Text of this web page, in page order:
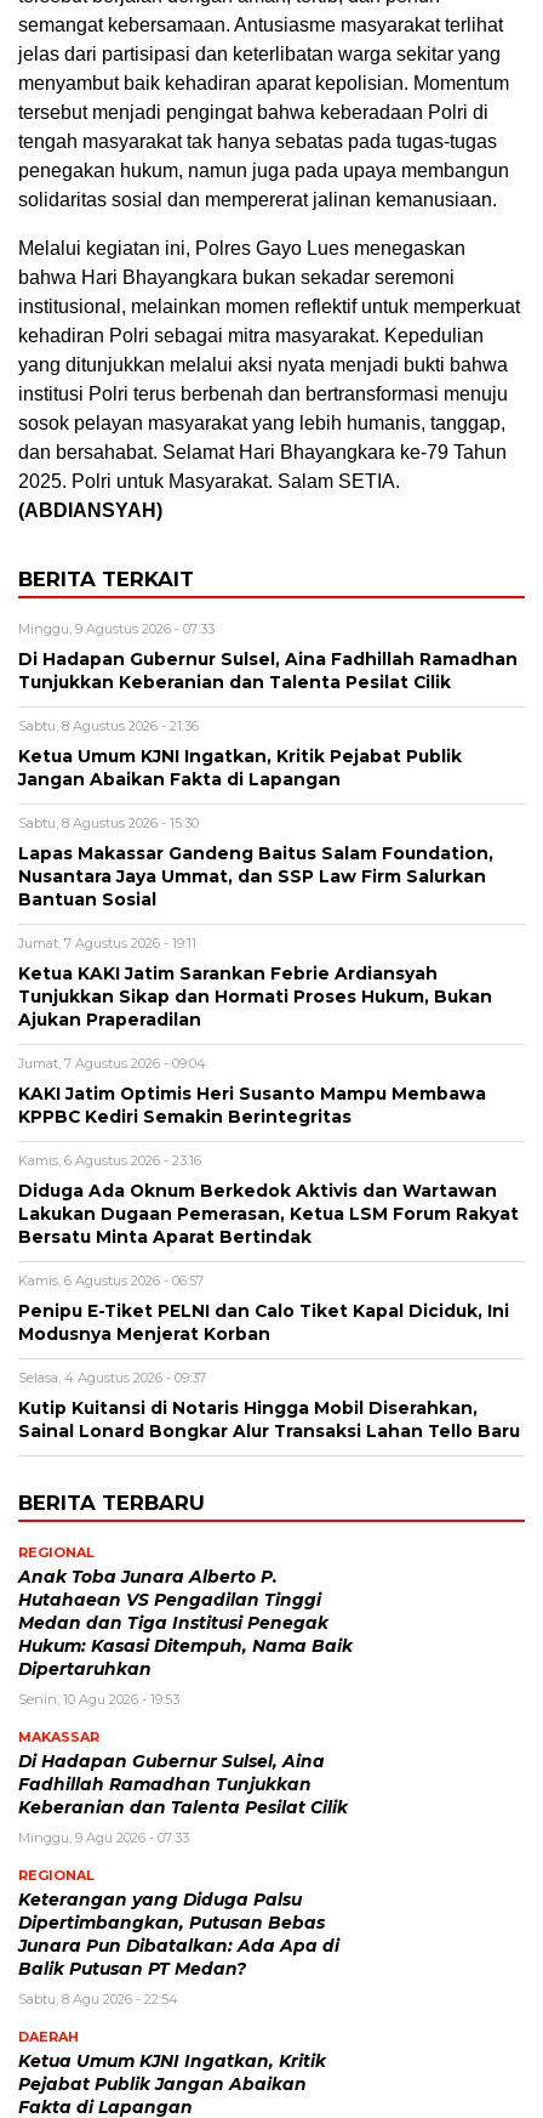
semangat kebersamaan. Antusiasme masyarakat terlihat
jelas dari partisipasi dan keterlibatan warga sekitar yang
menyambut baik kehadiran aparat kepolisian. Momentum
tersebut menjadi pengingat bahwa keberadaan Polri di
tengah masyarakat tak hanya sebatas pada tugas-tugas
penegakan hukum, namun juga pada upaya membangun
solidaritas sosial dan mempererat jalinan kemanusiaan.
Melalui kegiatan ini, Polres Gayo Lues menegaskan
bahwa Hari Bhayangkara bukan sekadar seremoni
institusional, melainkan momen reflektif untuk memperkuat
kehadiran Polri sebagai mitra masyarakat. Kepedulian
yang ditunjukkan melalui aksi nyata menjadi bukti bahwa
institusi Polri terus berbenah dan bertransformasi menuju
sosok pelayan masyarakat yang lebih humanis, tanggap,
dan bersahabat. Selamat Hari Bhayangkara ke-79 Tahun
2025. Polri untuk Masyarakat. Salam SETIA.
(ABDIANSYAH)
BERITA TERKAIT
Minggu, 9 Agustus 2026 - 07:33
Di Hadapan Gubernur Sulsel, Aina Fadhillah Ramadhan
Tunjukkan Keberanian dan Talenta Pesilat Cilik
Sabtu, 8 Agustus 2026 - 21:36
Ketua Umum KJNI Ingatkan, Kritik Pejabat Publik
Jangan Abaikan Fakta di Lapangan
Sabtu, 8 Agustus 2026 - 15:30
Lapas Makassar Gandeng Baitus Salam Foundation,
Nusantara Jaya Ummat, dan SSP Law Firm Salurkan
Bantuan Sosial
Jumat, 7 Agustus 2026 - 19:11
Ketua KAKI Jatim Sarankan Febrie Ardiansyah
Tunjukkan Sikap dan Hormati Proses Hukum, Bukan
Ajukan Praperadilan
Jumat, 7 Agustus 2026 - 09:04
KAKI Jatim Optimis Heri Susanto Mampu Membawa
KPPBC Kediri Semakin Berintegritas
Kamis, 6 Agustus 2026 - 23:16
Diduga Ada Oknum Berkedok Aktivis dan Wartawan
Lakukan Dugaan Pemerasan, Ketua LSM Forum Rakyat
Bersatu Minta Aparat Bertindak
Kamis, 6 Agustus 2026 - 06:57
Penipu E-Tiket PELNI dan Calo Tiket Kapal Diciduk, Ini
Modusnya Menjerat Korban
Selasa, 4 Agustus 2026 - 09:37
Kutip Kuitansi di Notaris Hingga Mobil Diserahkan,
Sainal Lonard Bongkar Alur Transaksi Lahan Tello Baru
BERITA TERBARU
REGIONAL
Anak Toba Junara Alberto P.
Hutahaean VS Pengadilan Tinggi
Medan dan Tiga Institusi Penegak
Hukum: Kasasi Ditempuh, Nama Baik
Dipertaruhkan
Senin, 10 Agu 2026 - 19:53
MAKASSAR
Di Hadapan Gubernur Sulsel, Aina
Fadhillah Ramadhan Tunjukkan
Keberanian dan Talenta Pesilat Cilik
Minggu, 9 Agu 2026 - 07:33
REGIONAL
Keterangan yang Diduga Palsu
Dipertimbangkan, Putusan Bebas
Junara Pun Dibatalkan: Ada Apa di
Balik Putusan PT Medan?
Sabtu, 8 Agu 2026 - 22:54
DAERAH
Ketua Umum KJNI Ingatkan, Kritik
Pejabat Publik Jangan Abaikan
Fakta di Lapangan